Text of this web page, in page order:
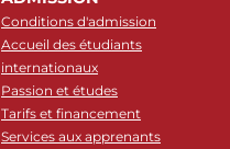
Conditions d'admission
Accueil des étudiants
internationaux
Passion et études
Tarifs et financement
Services aux apprenants